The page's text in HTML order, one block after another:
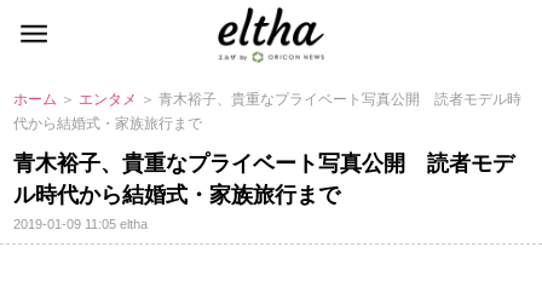
ホーム ＞ エンタメ ＞ 青木裕子、貴重なプライベート写真公開 読者モデル時
代から結婚式・家族旅行まで
青木裕子、貴重なプライベート写真公開 読者モデ
ル時代から結婚式・家族旅行まで
2019-01-09 11:05eltha